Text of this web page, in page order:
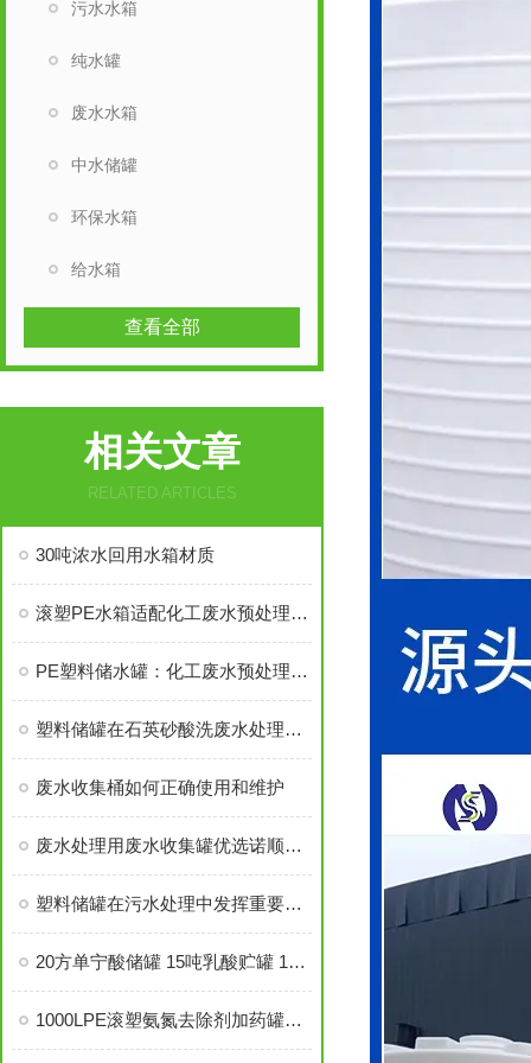
污水水箱
纯水罐
废水水箱
中水储罐
环保水箱
给水箱
查看全部
相关文章
RELATED ARTICLES
30吨浓水回用水箱材质
滚塑PE水箱适配化工废水预处理的优势
PE塑料储水罐：化工废水预处理的高效选择
塑料储罐在石英砂酸洗废水处理中的应用
废水收集桶如何正确使用和维护
废水处理用废水收集罐优选诺顺PE塑料水箱
塑料储罐在污水处理中发挥重要作用
20方单宁酸储罐 15吨乳酸贮罐 10立方酸水储罐
1000LPE滚塑氨氮去除剂加药罐的实用技术